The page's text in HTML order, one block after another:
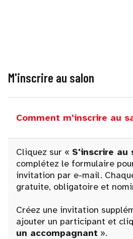
M'inscrire au salon
Comment m'inscrire au
Cliquez sur « S'inscrire au
complétez le formulaire
invitation par e-mail.
gratuite, obligatoire et
Créez une invitation
ajouter un participant et
un accompagnant ».